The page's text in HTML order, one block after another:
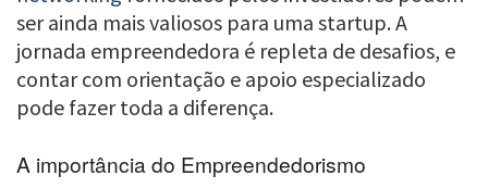
ser ainda mais valiosos para uma startup. A
jornada empreendedora é repleta de desafios, e
contar com orientação e apoio especializado
pode fazer toda a diferença.
A importância do Empreendedorismo